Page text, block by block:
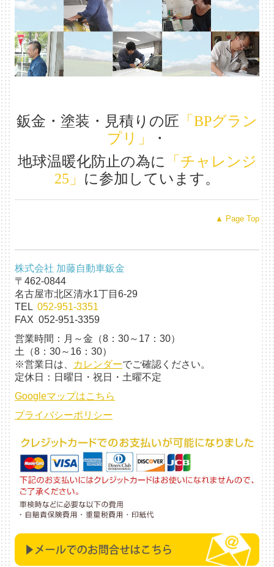
鈑金・塗装・見積りの匠 「BPグラン
プリ」
・
地球温暖化防止の為に
「チャレンジ
25」 に参加しています。
▲ Page Top
株式会社 加藤自動車鈑金
〒462-0844
名古屋市北区清水1丁目6-29
TEL052-951-3351
FAX 052-951-3359
営業時間：月～金（8：30～17：30）
土（8：30～16：30）
※営業日は、
カレンダーでご確認ください。
定休日：日曜日・祝日・土曜不定
Googleマップはこちら
プライバシーポリシー